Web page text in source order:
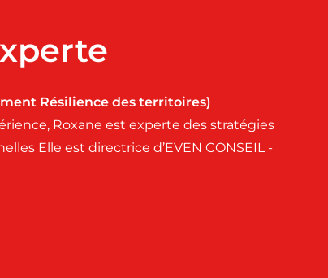
Résilience des territoires)
Roxane est experte des stratégies
Elle est directrice d’EVEN CONSEIL -